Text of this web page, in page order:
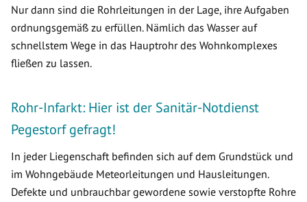
Nur dann sind die Rohrleitungen in der Lage, ihre Aufgaben
ordnungsgemäß zu erfüllen. Nämlich das Wasser auf
schnellstem Wege in das Hauptrohr des Wohnkomplexes
fließen zu lassen.
Rohr-Infarkt: Hier ist der Sanitär-Notdienst
Pegestorf gefragt!
In jeder Liegenschaft befinden sich auf dem Grundstück und
im Wohngebäude Meteorleitungen und Hausleitungen.
Defekte und unbrauchbar gewordene sowie verstopfte Rohre